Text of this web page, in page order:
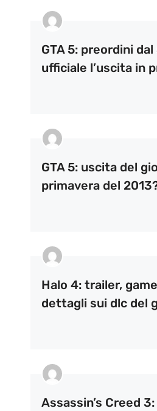
GTA 5: preordini
ufficiale l’uscita in
GTA 5: uscita del
primavera del
Halo 4: trailer,
dettagli sui dlc del
Assassin’s Creed